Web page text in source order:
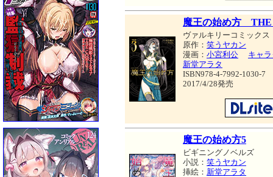
魔王の始め方 THE
ヴァルキリーコミックス
原作： 笑うヤカン
漫画： 小宮利公
キャ
新堂アラタ
ISBN978-4-7992-1030-7
2017/4/28発売
魔王の始め方5
ビギニングノベルズ
小説： 笑うヤカン
挿絵： 新堂アラタ